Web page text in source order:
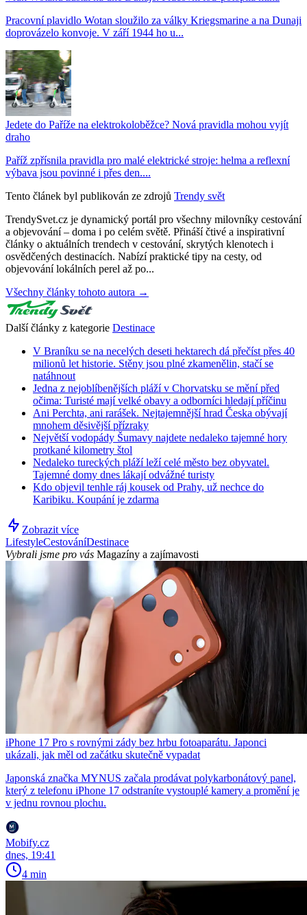
Pracovní plavidlo Wotan sloužilo za války Kriegsmarine a na Dunaji
doprovázelo konvoje. V září 1944 ho u...
Jedete do Paříže na elektrokoloběžce? Nová pravidla mohou vyjít
draho
Paříž zpřísnila pravidla pro malé elektrické stroje: helma a reflexní
výbava jsou povinné i přes den....
Tento článek byl publikován ze zdrojů Trendy svět
TrendySvet.cz je dynamický portál pro všechny milovníky cestování
a objevování – doma i po celém světě. Přináší čtivé a inspirativní
články o aktuálních trendech v cestování, skrytých klenotech i
osvědčených destinacích. Nabízí praktické tipy na cesty, od
objevování lokálních perel až po...
Všechny články tohoto autora →
Další články z kategorie Destinace
V Braníku se na necelých deseti hektarech dá přečíst přes 40
milionů let historie. Stěny jsou plné zkamenělin, stačí se
natáhnout
Jedna z nejoblíbenějších pláží v Chorvatsku se mění před
očima: Turisté mají velké obavy a odborníci hledají příčinu
Ani Perchta, ani rarášek. Nejtajemnější hrad Česka obývají
mnohem děsivější přízraky
Největší vodopády Šumavy najdete nedaleko tajemné hory
protkané kilometry štol
Nedaleko tureckých pláží leží celé město bez obyvatel.
Tajemné domy dnes lákají odvážné turisty
Kdo objevil tenhle ráj kousek od Prahy, už nechce do
Karibiku. Koupání je zdarma
Zobrazit více
LifestyleCestováníDestinace
Vybrali jsme pro vás Magazíny a zajímavosti
iPhone 17 Pro s rovnými zády bez hrbu fotoaparátu. Japonci
ukázali, jak měl od začátku skutečně vypadat
Japonská značka MYNUS začala prodávat polykarbonátový panel,
který z telefonu iPhone 17 odstraníte vystouplé kamery a promění je
v jednu rovnou plochu.
Mobify.cz
dnes, 19:41
4 min